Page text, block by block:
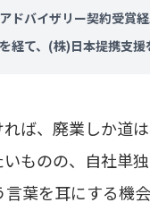
バイザリー契約受賞経
経て、(株)日本提携支援
ば、廃業しか道
ものの、自社単
葉を耳にする機